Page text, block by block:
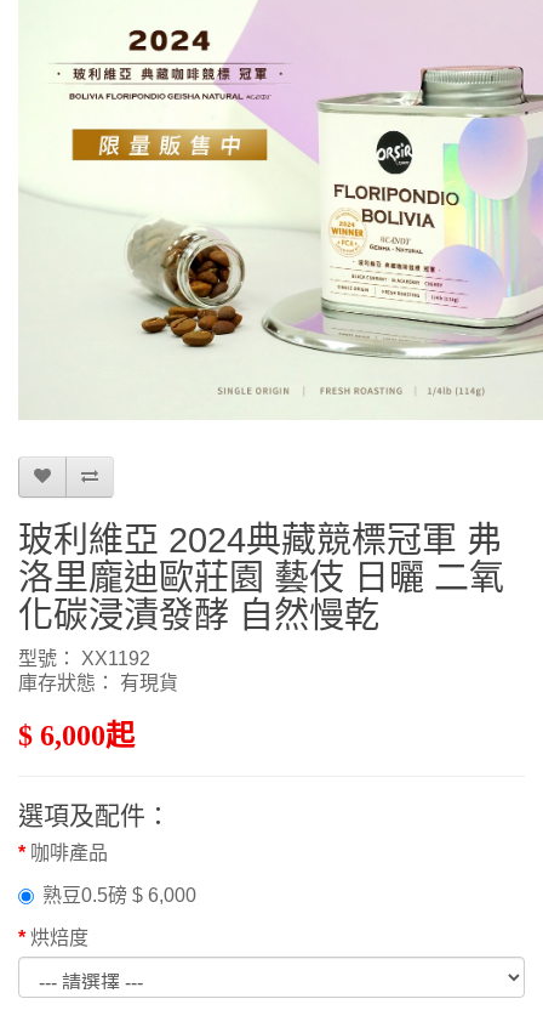
玻利維亞 2024典藏競標冠軍 弗
洛里龐迪歐莊園 藝伎 日曬 二氧
化碳浸漬發酵 自然慢乾
型號： XX1192
庫存狀態： 有現貨
$ 6,000起
選項及配件：
咖啡產品
熟豆0.5磅 $ 6,000
烘焙度